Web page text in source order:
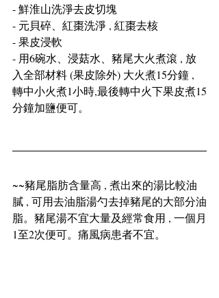
- 鮮淮山洗淨去皮切塊
- 元貝碎、紅棗洗淨 , 紅棗去核
- 果皮浸軟
- 用6碗水、浸菇水、豬尾大火煮滾 , 放
入全部材料 (果皮除外) 大火煮15分鐘 ,
轉中小火煮1小時,最後轉中火下果皮煮15
分鐘加鹽便可。
~~豬尾脂肪含量高 , 煮出來的湯比較油
膩 , 可用去油脂湯勺去掉豬尾的大部分油
脂。豬尾湯不宜大量及經常食用 , 一個月
1至2次便可。痛風病患者不宜。